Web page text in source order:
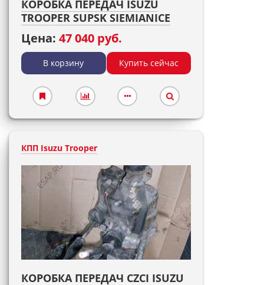
КОРОБКА ПЕРЕДАЧ ISUZU
TROOPER SUPSK SIEMIANICE
Цена: 47 040 руб.
В корзину Купить сейчас
КПП Isuzu Trooper
КОРОБКА ПЕРЕДАЧ CZCI ISUZU